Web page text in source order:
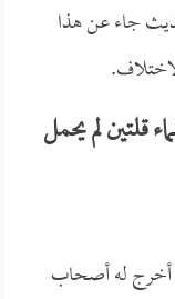
جاء عن هذا
قلتين لم يحمل
أخرج له أصحاب